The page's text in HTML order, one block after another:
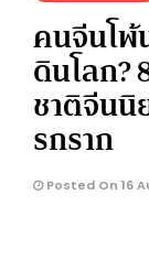
คนจีนโพ้
ดินโลก?
ชาติจีน
รกราก
Posted On 16